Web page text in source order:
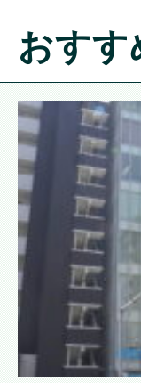
おすす